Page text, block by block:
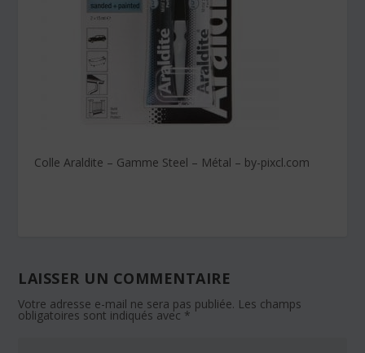
Colle Araldite – Gamme Steel – Métal – by-pixcl.com
LAISSER UN COMMENTAIRE
Votre adresse e-mail ne sera pas publiée. Les champs
obligatoires sont indiqués avec *